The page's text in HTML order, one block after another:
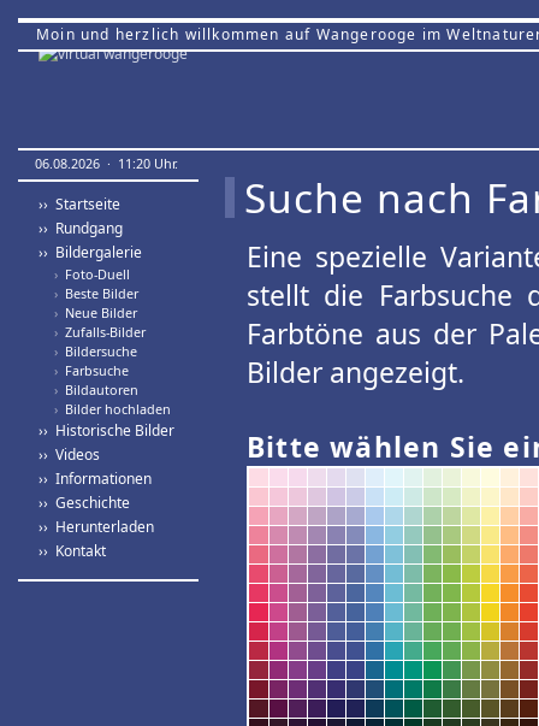
Moin und herzlich willkommen auf Wangerooge im
06.08.2026 · 11:20 Uhr.
›› Startseite
›› Rundgang
›› Bildergalerie
› Foto-Duell
› Beste Bilder
› Neue Bilder
› Zufalls-Bilder
› Bildersuche
› Farbsuche
› Bildautoren
› Bilder hochladen
›› Historische Bilder
›› Videos
›› Informationen
›› Geschichte
›› Herunterladen
›› Kontakt
Suche nach
Eine spezielle
stellt die Farbsuche
Farbtöne aus der
Bilder angezeigt.
Bitte wählen Sie